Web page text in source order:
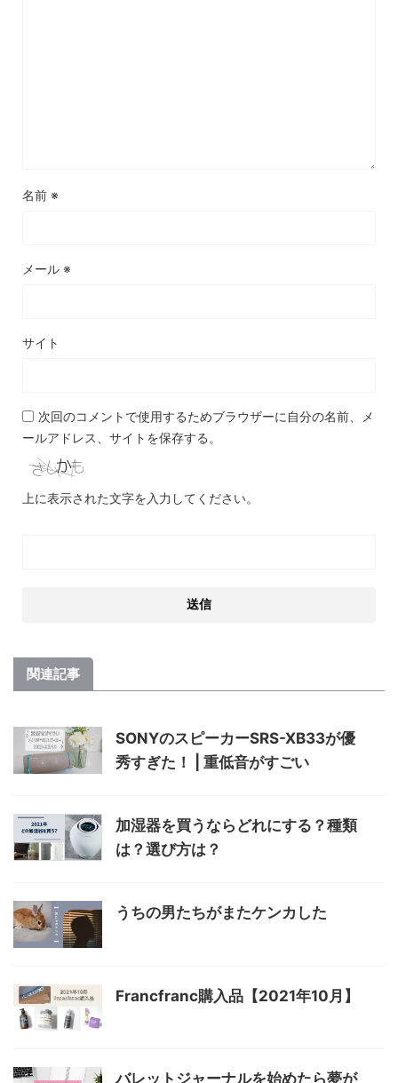
名前 ※
メール ※
サイト
次回のコメントで使用するためブラウザーに自分の名前、メ
ールアドレス、サイトを保存する。
上に表示された文字を入力してください。
関連記事
SONYのスピーカーSRS-XB33が優
秀すぎた！ | 重低音がすごい
加湿器を買うならどれにする？種類
は？選び方は？
うちの男たちがまたケンカした
Francfranc購入品【2021年10月】
バレットジャーナルを始めたら夢が